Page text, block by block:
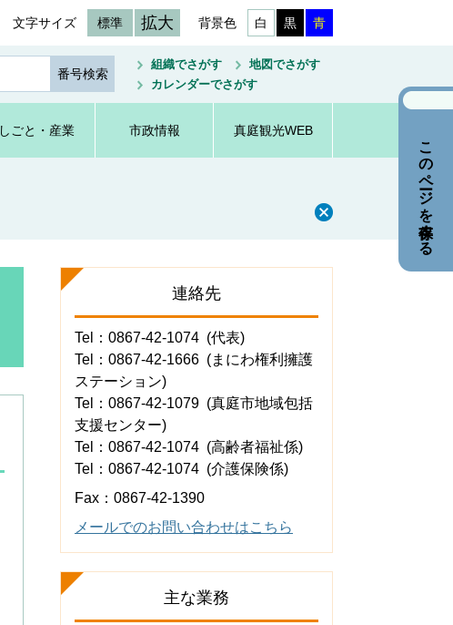
文字サイズ 標準 拡大 背景色 白 黒 青
組織でさがす
地図でさがす
カレンダーでさがす
しごと ・産業 市政情報 真庭観光WEB
連絡先
Tel：0867-42-1074
代表
Tel：0867-42-1666
まにわ権利擁護
ステーション
Tel：0867-42-1079
真庭市地域包括
支援センター
Tel：0867-42-1074
高齢者福祉係
Tel：0867-42-1074
介護保険係
Fax：0867-42-1390
メールでのお問い合わせはこちら
主な業務
このページを保存する